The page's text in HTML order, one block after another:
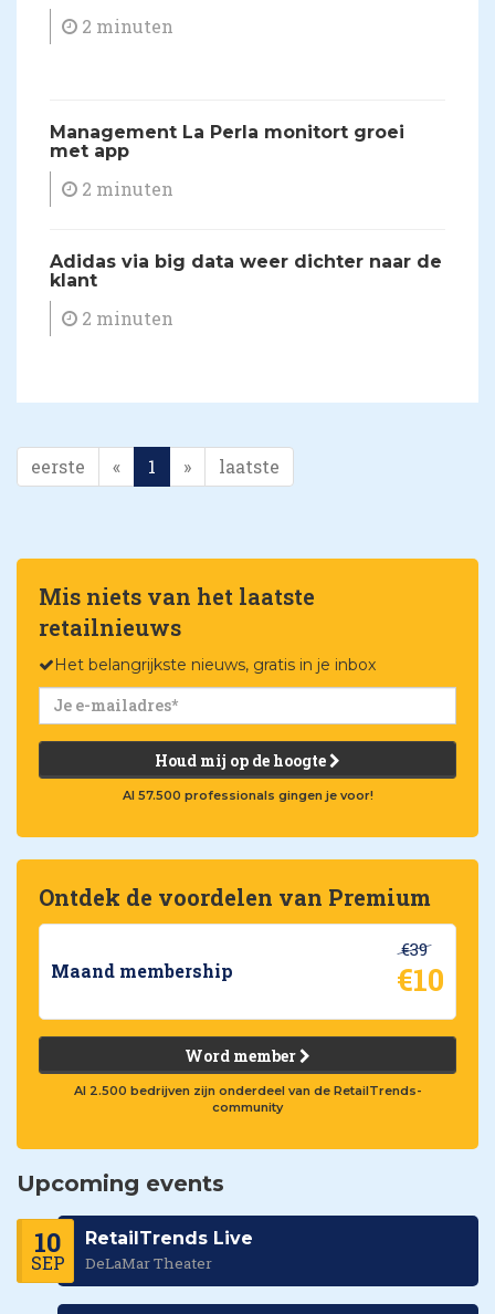
2 minuten
Management La Perla monitort groei
met app
2 minuten
Adidas via big data weer dichter naar de
klant
2 minuten
eerste « 1 » laatste
Mis niets van het laatste
retailnieuws
Het belangrijkste nieuws, gratis in je inbox
Houd mij op de hoogte
Al 57.500 professionals gingen je voor!
Ontdek de voordelen van Premium
Maand membership
€39
€10
Word member
Al 2.500 bedrijven zijn onderdeel van de RetailTrends-
community
Upcoming events
10
SEP
RetailTrends Live
DeLaMar Theater